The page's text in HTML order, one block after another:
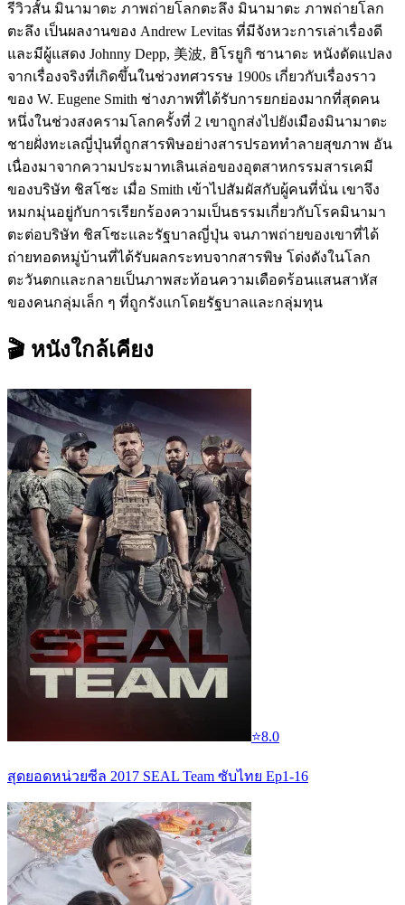
รีวิวสั้น มินามาตะ ภาพถ่ายโลกตะลึง มินามาตะ ภาพถ่ายโลก
ตะลึง เป็นผลงานของ Andrew Levitas ที่มีจังหวะการเล่าเรื่องดี
และมีผู้แสดง Johnny Depp, 美波, ฮิโรยูกิ ซานาดะ หนังดัดแปลง
จากเรื่องจริงที่เกิดขึ้นในช่วงทศวรรษ 1900s เกี่ยวกับเรื่องราว
ของ W. Eugene Smith ช่างภาพที่ได้รับการยกย่องมากที่สุดคน
หนึ่งในช่วงสงครามโลกครั้งที่ 2 เขาถูกส่งไปยังเมืองมินามาตะ
ชายฝั่งทะเลญี่ปุ่นที่ถูกสารพิษอย่างสารปรอททำลายสุขภาพ อัน
เนื่องมาจากความประมาทเลินเล่อของอุตสาหกรรมสารเคมี
ของบริษัท ชิสโซะ เมื่อ Smith เข้าไปสัมผัสกับผู้คนที่นั่น เขาจึง
หมกมุ่นอยู่กับการเรียกร้องความเป็นธรรมเกี่ยวกับโรคมินามา
ตะต่อบริษัท ชิสโซะและรัฐบาลญี่ปุ่น จนภาพถ่ายของเขาที่ได้
ถ่ายทอดหมู่บ้านที่ได้รับผลกระทบจากสารพิษ โด่งดังในโลก
ตะวันตกและกลายเป็นภาพสะท้อนความเดือดร้อนแสนสาหัส
ของคนกลุ่มเล็ก ๆ ที่ถูกรังแกโดยรัฐบาลและกลุ่มทุน
🎬 หนังใกล้เคียง
⭐8.0
สุดยอดหน่วยซีล 2017 SEAL Team ซับไทย Ep1-16